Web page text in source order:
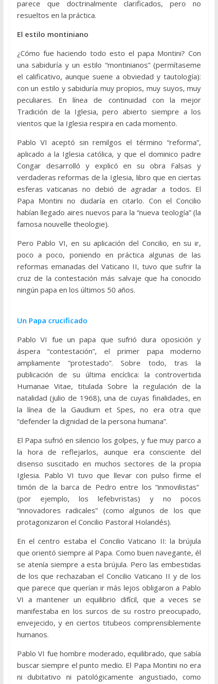
parece que doctrinalmente clarificados, pero no
resueltos en la práctica.
El estilo montiniano
¿Cómo fue haciendo todo esto el papa Montini? Con
una sabiduría y un estilo “montinianos” (permítaseme
el calificativo, aunque suene a obviedad y tautología):
con un estilo y sabiduría muy propios, muy suyos, muy
peculiares. En línea de continuidad con la mejor
Tradición de la Iglesia, pero abierto siempre a los
vientos que la Iglesia respira en cada momento.
Pablo VI aceptó sin remilgos el término “reforma”,
aplicado a la Iglesia católica, y que el dominico padre
Congar desarrolló y explicó en su obra Falsas y
verdaderas reformas de la Iglesia, libro que en ciertas
esferas vaticanas no debió de agradar a todos. El
Papa Montini no dudaría en citarlo. Con el Concilio
habían llegado aires nuevos para la “nueva teología” (la
famosa nouvelle theologie).
Pero Pablo VI, en su aplicación del Concilio, en su ir,
poco a poco, poniendo en práctica algunas de las
reformas emanadas del Vaticano II, tuvo que sufrir la
cruz de la contestación más salvaje que ha conocido
ningún papa en los últimos 50 años.
Un Papa crucificado
Pablo VI fue un papa que sufrió dura oposición y
áspera “contestación”, el primer papa moderno
ampliamente “protestado”. Sobre todo, tras la
publicación de su última encíclica: la controvertida
Humanae Vitae, titulada Sobre la regulación de la
natalidad (julio de 1968), una de cuyas finalidades, en
la línea de la Gaudium et Spes, no era otra que
“defender la dignidad de la persona humana”.
El Papa sufrió en silencio los golpes, y fue muy parco a
la hora de reflejarlos, aunque era consciente del
disenso suscitado en muchos sectores de la propia
Iglesia. Pablo VI tuvo que llevar con pulso firme el
timón de la barca de Pedro entre los “inmovilistas”
(por ejemplo, los lefebvristas) y no pocos
“innovadores radicales” (como algunos de los que
protagonizaron el Concilio Pastoral Holandés).
En el centro estaba el Concilio Vaticano II: la brújula
que orientó siempre al Papa. Como buen navegante, él
se atenía siempre a esta brújula. Pero las embestidas
de los que rechazaban el Concilio Vaticano II y de los
que parece que querían ir más lejos obligaron a Pablo
VI a mantener un equilibrio difícil, que a veces se
manifestaba en los surcos de su rostro preocupado,
envejecido, y en ciertos titubeos comprensiblemente
humanos.
Pablo VI fue hombre moderado, equilibrado, que sabía
buscar siempre el punto medio. El Papa Montini no era
ni dubitativo ni patológicamente angustiado, como